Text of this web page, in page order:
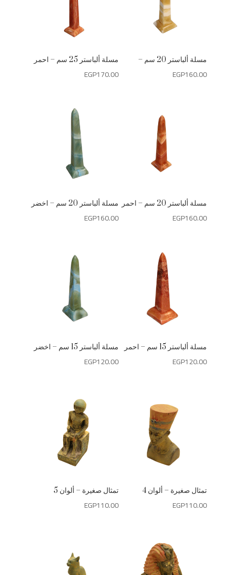
مسلة ألباستر 25 سم – احمر
EGP170.00
مسلة ألباستر 20 سم –
EGP160.00
مسلة ألباستر 20 سم – اخضر
EGP160.00
مسلة ألباستر 20 سم – احمر
EGP160.00
مسلة ألباستر 15 سم – اخضر
EGP120.00
مسلة ألباستر 15 سم – احمر
EGP120.00
تمثال صغيرة – ألوان 5
EGP110.00
تمثال صغيرة – ألوان 4
EGP110.00